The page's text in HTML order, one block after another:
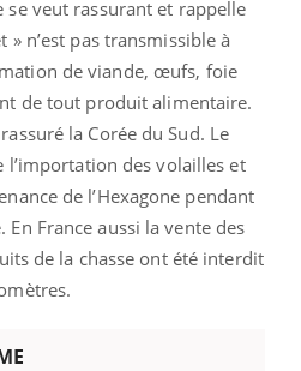
veut rassurant et rappelle
n’est pas transmissible à
de viande, œufs, foie
de tout produit alimentaire.
la Corée du Sud. Le
l’importation des volailles et
de l’Hexagone pendant
France aussi la vente des
de la chasse ont été interdit